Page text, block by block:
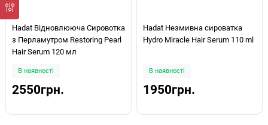
Hadat Відновлююча Сировотка
з Перламутром Restoring Pearl
Hair Serum 120 мл
В наявності
2550грн.
Hadat Незмивна сироватка
Hydro Miracle Hair Serum 110 ml
В наявності
1950грн.